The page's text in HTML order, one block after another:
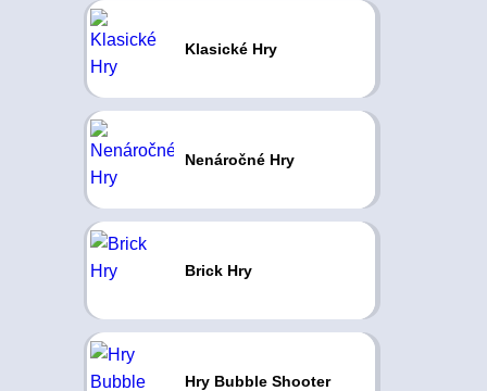
Klasické Hry
Nenáročné Hry
Brick Hry
Hry Bubble Shooter